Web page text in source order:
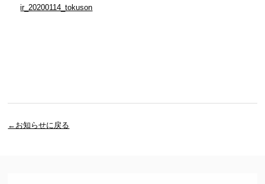
ir_20200114_tokuson
←お知らせに戻る